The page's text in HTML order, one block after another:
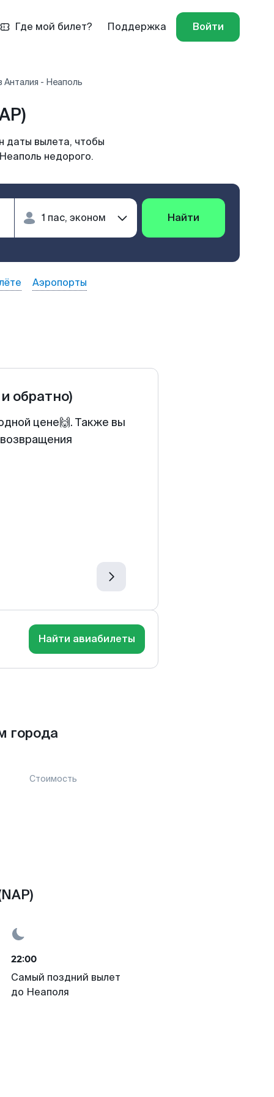
Где мой билет? Поддержка Войти
Анталия - Неаполь
даты вылета, чтобы
недорого.
Найти
Аэропорты
обратно)
цене🙌. Также вы
Найти авиабилеты
города
Стоимость
22:00
Самый поздний вылет
до Неаполя